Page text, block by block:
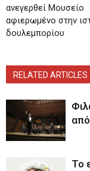
ανεγερθεί Μουσείο
αφιερωμένο στην
δουλεμπορίου
RELATED ARTICLES
Το